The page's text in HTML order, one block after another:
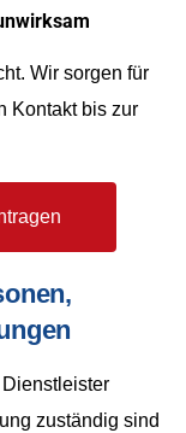
Wir sorgen für
Kontakt bis zur
zuständig sind